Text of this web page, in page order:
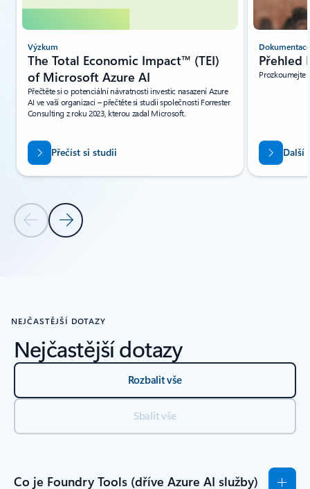
Předchozí snímek
Další snímek
Výzkum
The Total Economic Impact™ (TEI)
of Microsoft Azure AI
Přečtěte si o potenciální návratnosti investic nasazení Azure
AI ve vaší organizaci – přečtěte si studii společnosti Forrester
Consulting z roku 2023, kterou zadal Microsoft.
Přečíst si studii
Přehled
Prozkoumejte
Další
NEJČASTĚJŠÍ DOTAZY
Nejčastější dotazy
Rozbalit vše
Sbalit vše
Co je Foundry Tools (dříve Azure AI služby)